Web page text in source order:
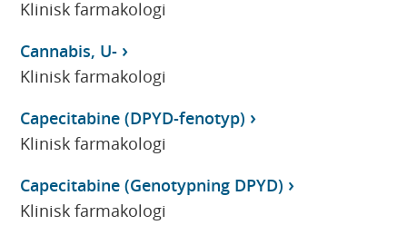
Klinisk farmakologi
Cannabis, U-
Klinisk farmakologi
Capecitabine (DPYD-fenotyp)
Klinisk farmakologi
Capecitabine (Genotypning DPYD)
Klinisk farmakologi